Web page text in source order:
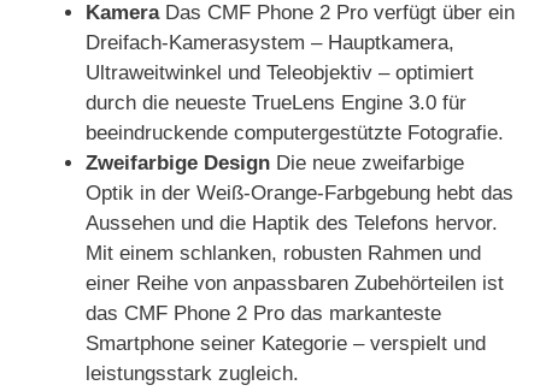
KameraDas CMF Phone 2 Pro verfügt über ein
Dreifach-Kamerasystem – Hauptkamera,
Ultraweitwinkel und Teleobjektiv – optimiert
durch die neueste TrueLens Engine 3.0 für
beeindruckende computergestützte Fotografie.
Zweifarbige Design Die neue zweifarbige
Optik in der Weiß-Orange-Farbgebung hebt das
Aussehen und die Haptik des Telefons hervor.
Mit einem schlanken, robusten Rahmen und
einer Reihe von anpassbaren Zubehörteilen ist
das CMF Phone 2 Pro das markanteste
Smartphone seiner Kategorie – verspielt und
leistungsstark zugleich.